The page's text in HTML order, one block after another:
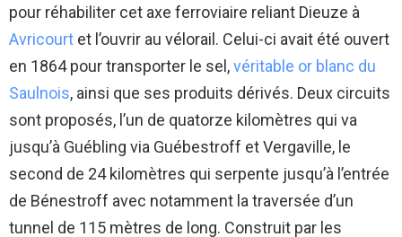
pour réhabiliter cet axe ferroviaire reliant Dieuze à
Avricourt et l’ouvrir au vélorail. Celui-ci avait été ouvert
en 1864 pour transporter le sel,véritable or blanc du
Saulnois, ainsi que ses produits dérivés. Deux circuits
sont proposés, l’un de quatorze kilomètres qui va
jusqu’à Guébling via Guébestroff et Vergaville, le
second de 24 kilomètres qui serpente jusqu’à l’entrée
de Bénestroff avec notamment la traversée d’un
tunnel de 115 mètres de long. Construit par les